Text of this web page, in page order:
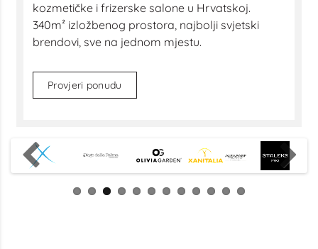
kozmetičke i frizerske salone u Hrvatskoj.
340m² izložbenog prostora, najbolji svjetski
brendovi, sve na jednom mjestu.
Provjeri ponudu